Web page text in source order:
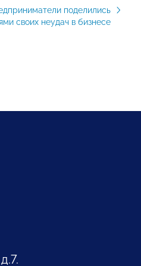
поделились
своих неудач в бизнесе